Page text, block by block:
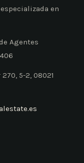
en
Agentes
5-2, 08021